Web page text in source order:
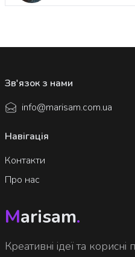
Marisam.
Креативні ідеї та
Навігація
Контакти
Про нас
Зв'язок з нами
info@marisam.com.ua